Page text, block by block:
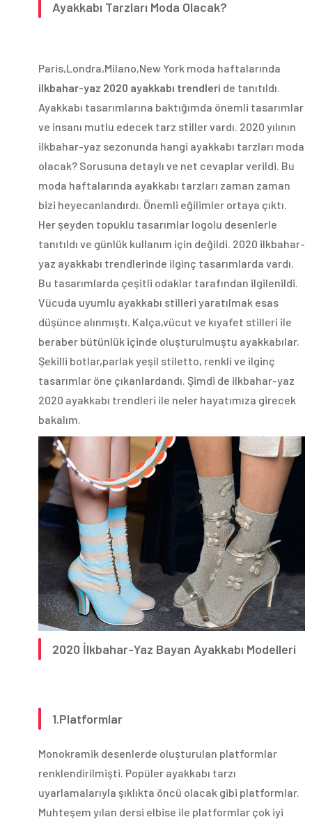
Ayakkabı Tarzları Moda Olacak?
Paris,Londra,Milano,New York moda haftalarında
ilkbahar-yaz 2020 ayakkabı trendleri de tanıtıldı.
Ayakkabı tasarımlarına baktığımda önemli tasarımlar
ve insanı mutlu edecek tarz stiller vardı. 2020 yılının
ilkbahar-yaz sezonunda hangi ayakkabı tarzları moda
olacak? Sorusuna detaylı ve net cevaplar verildi. Bu
moda haftalarında ayakkabı tarzları zaman zaman
bizi heyecanlandırdı. Önemli eğilimler ortaya çıktı.
Her şeyden topuklu tasarımlar logolu desenlerle
tanıtıldı ve günlük kullanım için değildi. 2020 ilkbahar-
yaz ayakkabı trendlerinde ilginç tasarımlarda vardı.
Bu tasarımlarda çeşitli odaklar tarafından ilgilenildi.
Vücuda uyumlu ayakkabı stilleri yaratılmak esas
düşünce alınmıştı. Kalça,vücut ve kıyafet stilleri ile
beraber bütünlük içinde oluşturulmuştu ayakkabılar.
Şekilli botlar,parlak yeşil stiletto, renkli ve ilginç
tasarımlar öne çıkanlardandı. Şimdi de ilkbahar-yaz
2020 ayakkabı trendleri ile neler hayatımıza girecek
bakalım.
2020 İlkbahar-Yaz Bayan Ayakkabı Modelleri
1.Platformlar
Monokramik desenlerde oluşturulan platformlar
renklendirilmişti. Popüler ayakkabı tarzı
uyarlamalarıyla şıklıkta öncü olacak gibi platformlar.
Muhteşem yılan dersi elbise ile platformlar çok iyi